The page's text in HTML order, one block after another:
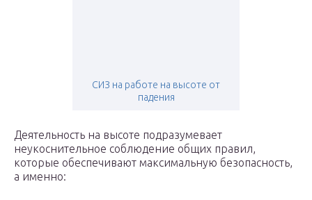
СИЗ на работе на высоте от
падения
Деятельность на высоте подразумевает
неукоснительное соблюдение общих правил,
которые обеспечивают максимальную безопасность,
а именно: